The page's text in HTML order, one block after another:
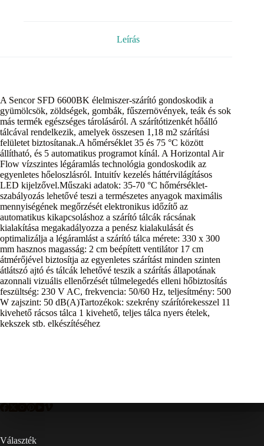
Leírás
A Sencor SFD 6600BK élelmiszer-szárító gondoskodik a
gyümölcsök, zöldségek, gombák, fűszernövények, teák és sok
más termék egészséges tárolásáról. A szárítótizenkét hőálló
tálcával rendelkezik, amelyek összesen 1,18 m2 szárítási
felületet biztosítanak.A hőmérséklet 35 és 75 °C között
állítható, és 5 automatikus programot kínál. A Horizontal Air
Flow vízszintes légáramlás technológia gondoskodik az
egyenletes hőeloszlásról. Intuitív kezelés háttérvilágításos
LED kijelzővel.Műszaki adatok: 35-70 °C hőmérséklet-
szabályozás lehetővé teszi a természetes anyagok maximális
mennyiségének megőrzését elektronikus időzítő az
automatikus kikapcsoláshoz a szárító tálcák rácsának
kialakítása megakadályozza a penész kialakulását és
optimalizálja a légáramlást a szárító tálca mérete: 330 x 300
mm hasznos magasság: 2 cm beépített ventilátor 17 cm
átmérőjével biztosítja az egyenletes szárítást minden szinten
átlátszó ajtó és tálcák lehetővé teszik a szárítás állapotának
azonnali vizuális ellenőrzését túlmelegedés elleni hőbiztosítás
feszültség: 230 V AC, frekvencia: 50/60 Hz, teljesítmény: 500
W zajszint: 50 dB(A)Tartozékok: szekrény szárítórekesszel 11
kivehető rácsos tálca 1 kivehető, teljes tálca nyers ételek,
kekszek stb. elkészítéséhez
Választék